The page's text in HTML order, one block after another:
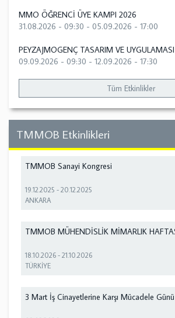
MMO ÖĞRENCİ ÜYE KAMPI 2026
31.08.2026 - 09:30 - 05.09.2026 - 17:00
PEYZAJMOGENÇ TASARIM VE
09.09.2026 - 09:30 - 12.09.2026 - 17:30
Tüm Etkinlikler
TMMOB Etkinlikleri
TMMOB Sanayi Kongresi
19.12.2025 -20.12.2025
ANKARA
TMMOB MÜHENDİSLİK MİMARLIK
18.10.2026 -21.10.2026
TÜRKİYE
3 Mart İş Cinayetlerine Karşı Mücadele Günü